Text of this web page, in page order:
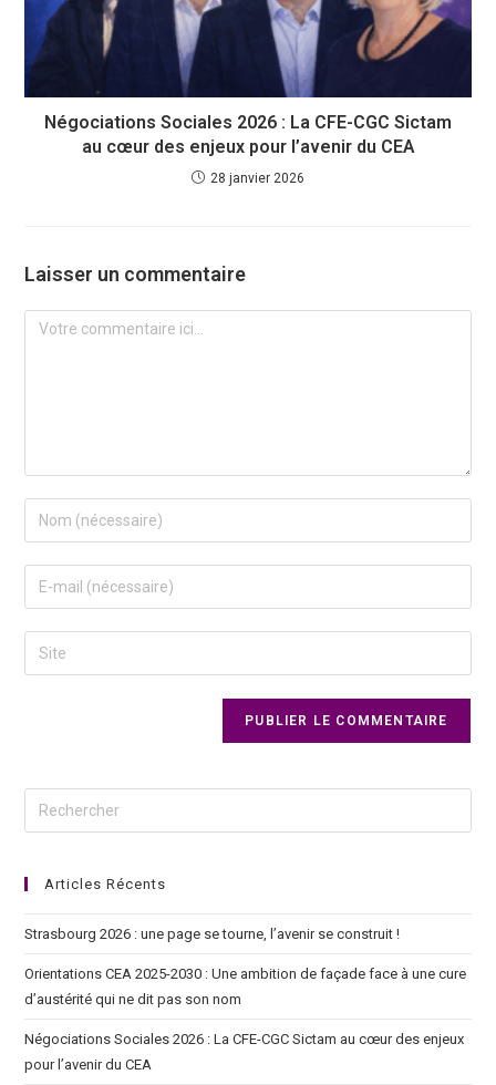
Négociations Sociales 2026 : La CFE-CGC Sictam
au cœur des enjeux pour l’avenir du CEA
28 janvier 2026
Laisser un commentaire
Articles Récents
Strasbourg 2026 : une page se tourne, l’avenir se construit !
Orientations CEA 2025-2030 : Une ambition de façade face à une cure
d’austérité qui ne dit pas son nom
Négociations Sociales 2026 : La CFE-CGC Sictam au cœur des enjeux
pour l’avenir du CEA